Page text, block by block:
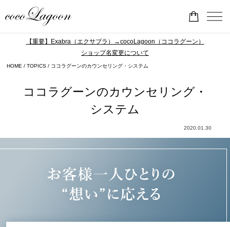
【重要】Exabra（エクサブラ）→cocoLagoon（ココラグーン）
ショップ名変更について
HOME TOPICS ココラグーンのカウンセリング・システム
ココラグーンのカウンセリング・
システム
2020.01.30